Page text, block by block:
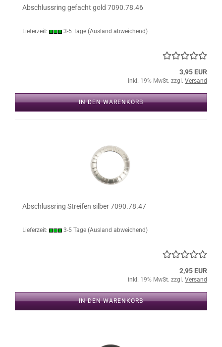
Abschlussring gefacht gold 7090.78.46
Lieferzeit: 3-5 Tage (Ausland abweichend)
3,95 EUR
inkl. 19% MwSt. zzgl. Versand
IN DEN WARENKORB
Abschlussring Streifen silber 7090.78.47
Lieferzeit: 3-5 Tage (Ausland abweichend)
2,95 EUR
inkl. 19% MwSt. zzgl. Versand
IN DEN WARENKORB